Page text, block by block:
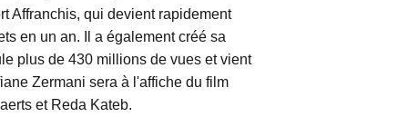
Affranchis, qui devient rapidement
en un an. Il a également créé sa
plus de 430 millions de vues et vient
Zermani sera à l'affiche du film
et Reda Kateb.